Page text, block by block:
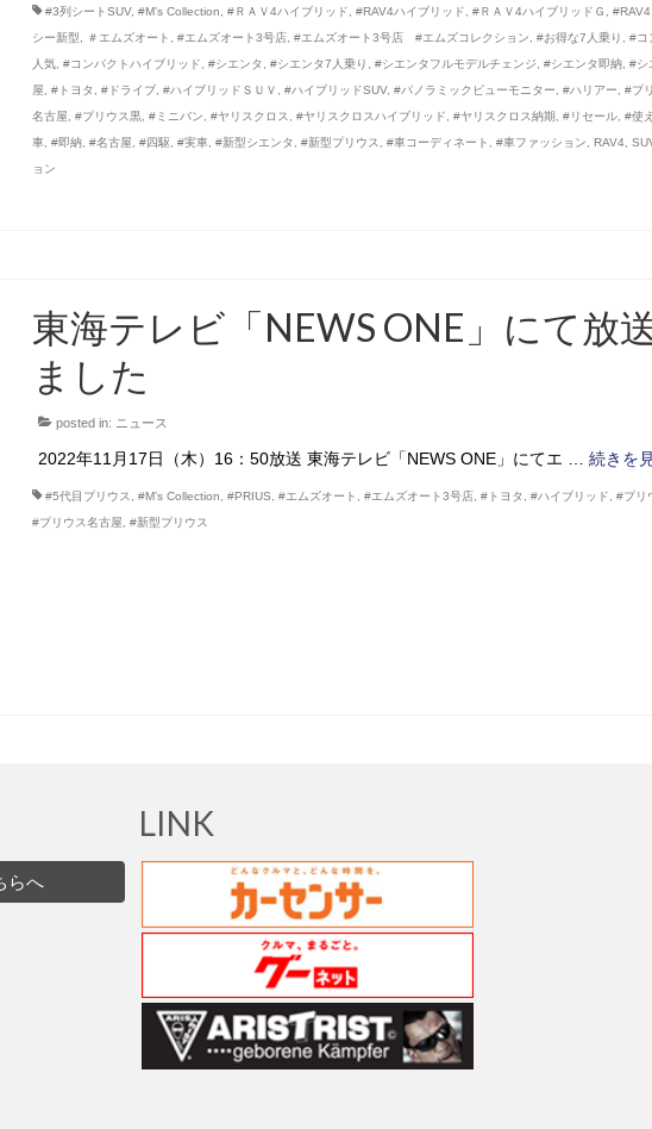
#3列シートSUV,#M’s Collection ,#ＲＡＶ4ハイブリッド ,#RAV4ハイブリッド ,#ＲＡＶ4ハイブリッドＧ ,#RAV4
シー新型
＃エムズオート ,#エムズオート3号店 ,#エムズオート3号店 #エムズコレクション ,#お得な7人乗り ,#コ
人気 ,#コンパクトハイブリッド ,#シエンタ ,#シエンタ7人乗り ,#シエンタフルモデルチェンジ ,#シエンタ即納 ,#シ
屋
,#トヨタ ,#ドライブ ,#ハイブリッドＳＵＶ ,#ハイブリッドSUV,#パノラミックビューモニター ,#ハリアー ,#プ
名古屋
,#プリウス黒 ,#ミニバン ,#ヤリスクロス ,#ヤリスクロスハイブリッド ,#ヤリスクロス納期 ,#リセール ,#使
車
,#即納 ,#名古屋 ,#四駆 ,#実車 ,#新型シエンタ ,#新型プリウス ,#車コーディネート ,#車ファッション ,RAV4 ,
ョン
東海テレビ「NEWS ONE」にて放
ました
posted in: ニュース
2022年11月17日（木）16：50放送 東海テレビ「NEWS ONE」にてエ …続きを
#5代目プリウス ,#M’s Collection ,#PRIUS ,#エムズオート ,#エムズオート3号店 ,#トヨタ ,#ハイブリッド ,#プリ
#プリウス名古屋
,#新型プリウス
らへ
LINK